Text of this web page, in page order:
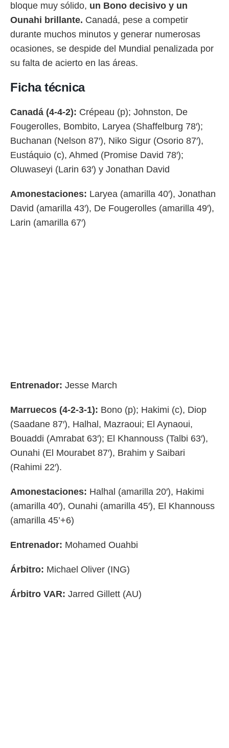
bloque muy sólido, un Bono decisivo y un
Ounahi brillante. Canadá, pese a competir
durante muchos minutos y generar numerosas
ocasiones, se despide del Mundial penalizada por
su falta de acierto en las áreas.
Ficha técnica
Canadá (4-4-2): Crépeau (p); Johnston, De
Fougerolles, Bombito, Laryea (Shaffelburg 78′);
Buchanan (Nelson 87′), Niko Sigur (Osorio 87′),
Eustáquio (c), Ahmed (Promise David 78′);
Oluwaseyi (Larin 63′) y Jonathan David
Amonestaciones: Laryea (amarilla 40′), Jonathan
David (amarilla 43′), De Fougerolles (amarilla 49′),
Larin (amarilla 67′)
Entrenador: Jesse March
Marruecos (4-2-3-1): Bono (p); Hakimi (c), Diop
(Saadane 87′), Halhal, Mazraoui; El Aynaoui,
Bouaddi (Amrabat 63′); El Khannouss (Talbi 63′),
Ounahi (El Mourabet 87′), Brahim y Saibari
(Rahimi 22′).
Amonestaciones: Halhal (amarilla 20′), Hakimi
(amarilla 40′), Ounahi (amarilla 45′), El Khannouss
(amarilla 45’+6)
Entrenador: Mohamed Ouahbi
Árbitro: Michael Oliver (ING)
Árbitro VAR: Jarred Gillett (AU)